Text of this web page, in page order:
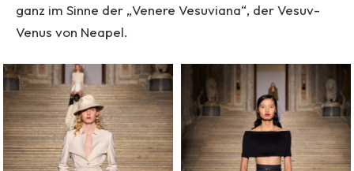
ganz im Sinne der „Venere Vesuviana“, der Vesuv-
Venus von Neapel.